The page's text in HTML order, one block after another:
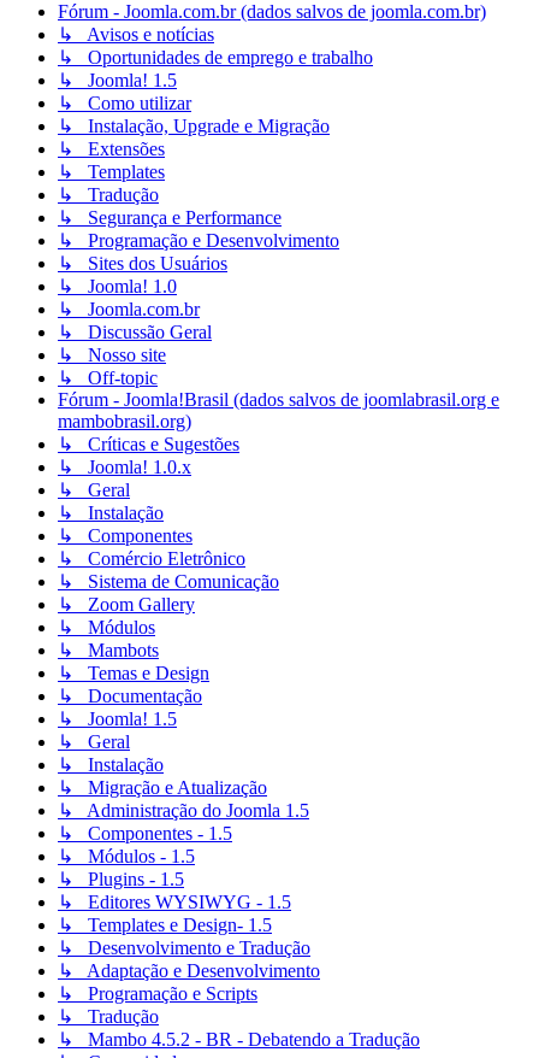
Fórum - Joomla.com.br (dados salvos de joomla.com.br)
↳ Avisos e notícias
↳ Oportunidades de emprego e trabalho
↳ Joomla! 1.5
↳ Como utilizar
↳ Instalação, Upgrade e Migração
↳ Extensões
↳ Templates
↳ Tradução
↳ Segurança e Performance
↳ Programação e Desenvolvimento
↳ Sites dos Usuários
↳ Joomla! 1.0
↳ Joomla.com.br
↳ Discussão Geral
↳ Nosso site
↳ Off-topic
Fórum - Joomla!Brasil (dados salvos de joomlabrasil.org e
mambobrasil.org)
↳ Críticas e Sugestões
↳ Joomla! 1.0.x
↳ Geral
↳ Instalação
↳ Componentes
↳ Comércio Eletrônico
↳ Sistema de Comunicação
↳ Zoom Gallery
↳ Módulos
↳ Mambots
↳ Temas e Design
↳ Documentação
↳ Joomla! 1.5
↳ Geral
↳ Instalação
↳ Migração e Atualização
↳ Administração do Joomla 1.5
↳ Componentes - 1.5
↳ Módulos - 1.5
↳ Plugins - 1.5
↳ Editores WYSIWYG - 1.5
↳ Templates e Design- 1.5
↳ Desenvolvimento e Tradução
↳ Adaptação e Desenvolvimento
↳ Programação e Scripts
↳ Tradução
↳ Mambo 4.5.2 - BR - Debatendo a Tradução